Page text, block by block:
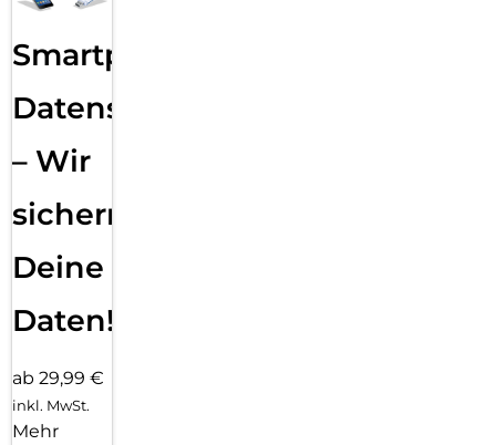
Smartphone
Datensicherung
– Wir
sichern
Deine
Daten!
ab 29,99 €
inkl. MwSt.
Mehr